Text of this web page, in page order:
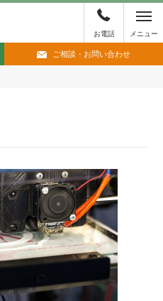
ご相談・お問い合わせ
お電話 メニュー